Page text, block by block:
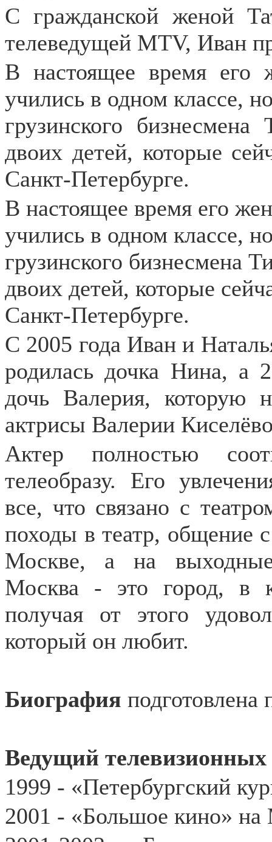
С гражданской женой
телеведущей MTV, Иван
В настоящее время его
учились в одном классе,
грузинского
двоих детей, которые
Санкт-Петербурге.
В настоящее время его
учились в одном классе,
грузинского бизнесмена
двоих детей, которые
Санкт-Петербурге.
С 2005 года Иван и
родилась дочка Нина, а
дочь Валерия, которую
актрисы Валерии
Актер полностью
телеобразу. Его
все, что связано с
походы в театр, общение
Москве, а на выходные
Москва - это город, в
получая от этого
который он любит.
Биография
Ведущий
1999 - «Петербургский
2001 - «Большое кино» на